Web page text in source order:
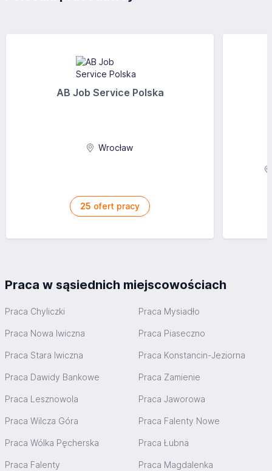
AB Job Service Polska
Wrocław
25 ofert pracy
Praca w sąsiednich miejscowościach
Praca Chyliczki Praca Mysiadło
Praca Nowa Iwiczna Praca Piaseczno
Praca Stara Iwiczna Praca Konstancin-Jeziorna
Praca Dawidy Bankowe Praca Zamienie
Praca Lesznowola Praca Jaworowa
Praca Wilcza Góra Praca Falenty Nowe
Praca Wólka Pęcherska Praca Łubna
Praca Falenty Praca Magdalenka